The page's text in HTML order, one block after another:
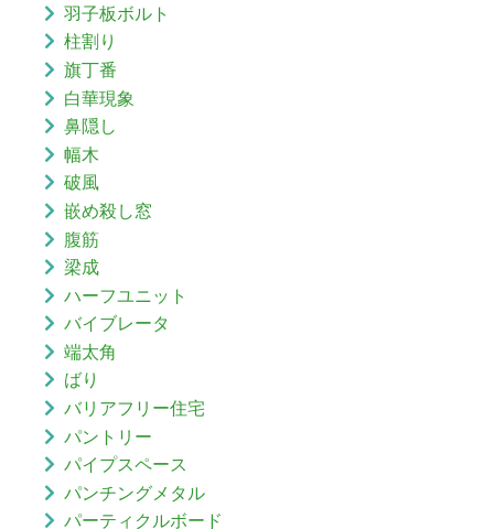
羽子板ボルト
柱割り
旗丁番
白華現象
鼻隠し
幅木
破風
嵌め殺し窓
腹筋
梁成
ハーフユニット
バイブレータ
端太角
ばり
バリアフリー住宅
パントリー
パイプスペース
パンチングメタル
パーティクルボード